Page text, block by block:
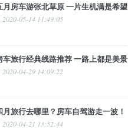
月房车游张北草原 一片生机满是希望
2020-05-14 11:49:05
车旅行经典线路推荐 一路上都是美景
2020-04-29 14:09:22
月旅行去哪里？房车自驾游走一波！
2020-04-21 13:52:44